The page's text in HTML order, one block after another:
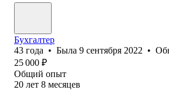
Бухгалтер
43 года • Была 9 сентября 2022 •
25 000 ₽
Общий опыт
20 лет 8 месяцев